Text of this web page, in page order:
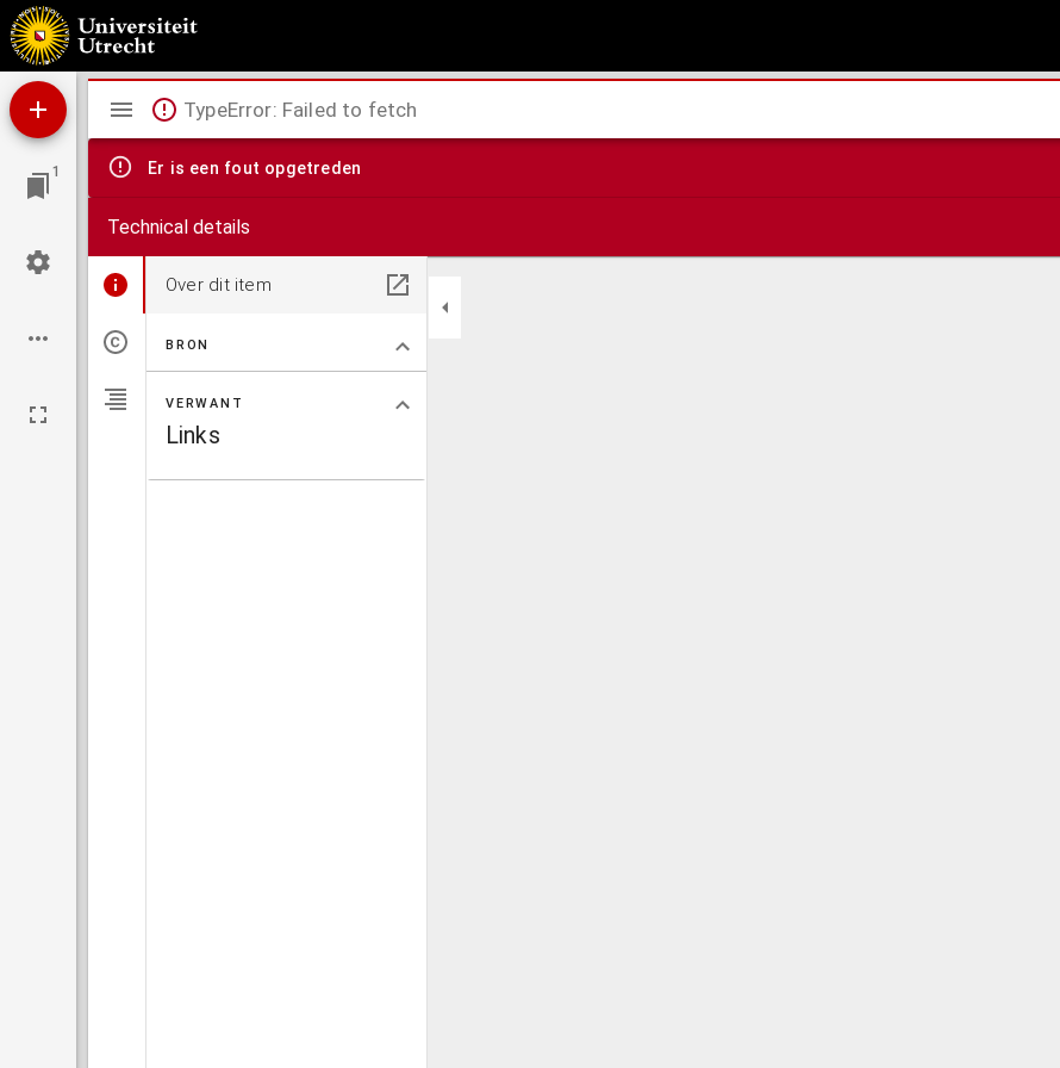
Generale caarte vande gansche heerlykheyt ende jurisdictie van Grys Oort
1
Mirador
viewer
TypeError: Failed to fetch
Er is een fout opgetreden
Technical details
Over dit item
BRON
VERWANT
Links